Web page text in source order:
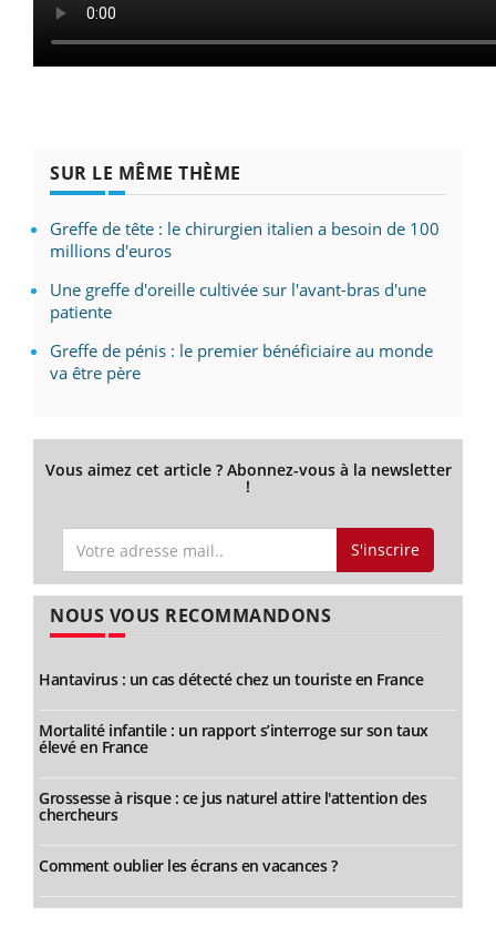
SUR LE MÊME THÈME
Greffe de tête : le chirurgien italien a besoin de 100
millions d'euros
Une greffe d'oreille cultivée sur l'avant-bras d'une
patiente
Greffe de pénis : le premier bénéficiaire au monde
va être père
Vous aimez cet article ? Abonnez-vous à la newsletter
!
S'inscrire
NOUS VOUS RECOMMANDONS
Hantavirus : un cas détecté chez un touriste en France
Mortalité infantile : un rapport s’interroge sur son taux
élevé en France
Grossesse à risque : ce jus naturel attire l'attention des
chercheurs
Comment oublier les écrans en vacances ?